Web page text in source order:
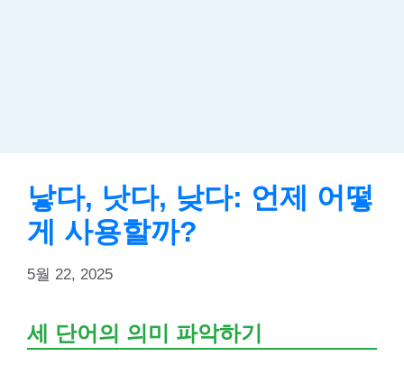
낳다, 낫다, 낮다: 언제 어떻
게 사용할까?
5월 22, 2025
세 단어의 의미 파악하기